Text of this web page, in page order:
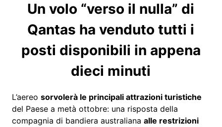
Un volo “verso il nulla” di
Qantas ha venduto tutti i
posti disponibili in appena
dieci minuti
L’aereo sorvolerà le principali attrazioni turistiche
del Paese a metà ottobre: una risposta della
compagnia di bandiera australiana alle restrizioni